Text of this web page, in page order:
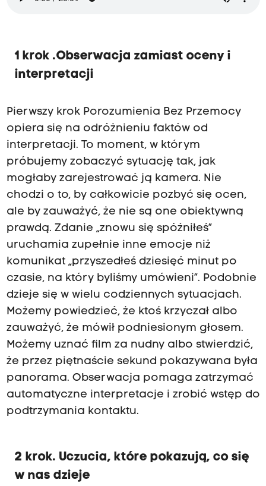
1 krok .Obserwacja zamiast oceny i
interpretacji
Pierwszy krok Porozumienia Bez Przemocy
opiera się na odróżnieniu faktów od
interpretacji. To moment, w którym
próbujemy zobaczyć sytuację tak, jak
mogłaby zarejestrować ją kamera. Nie
chodzi o to, by całkowicie pozbyć się ocen,
ale by zauważyć, że nie są one obiektywną
prawdą. Zdanie „znowu się spóźniłeś”
uruchamia zupełnie inne emocje niż
komunikat „przyszedłeś dziesięć minut po
czasie, na który byliśmy umówieni”. Podobnie
dzieje się w wielu codziennych sytuacjach.
Możemy powiedzieć, że ktoś krzyczał albo
zauważyć, że mówił podniesionym głosem.
Możemy uznać film za nudny albo stwierdzić,
że przez piętnaście sekund pokazywana była
panorama. Obserwacja pomaga zatrzymać
automatyczne interpretacje i zrobić wstęp do
podtrzymania kontaktu.
2 krok. Uczucia, które pokazują, co się
w nas dzieje